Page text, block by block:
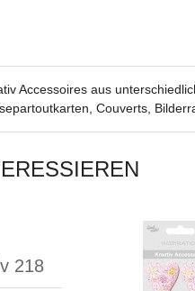
Accessoires aus
Couverts,
218